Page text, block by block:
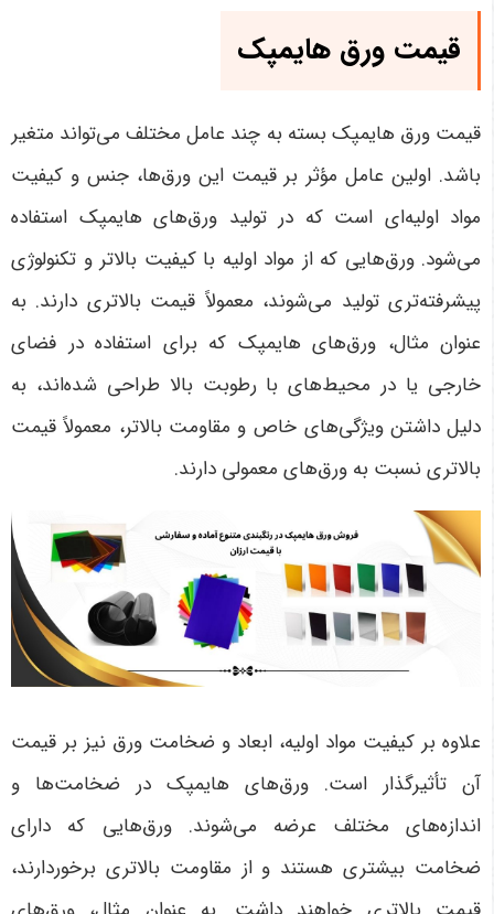
قیمت ورق هایمپک
قیمت ورق هایمپک بسته به چند عامل مختلف می‌تواند متغیر
باشد. اولین عامل مؤثر بر قیمت این ورق‌ها، جنس و کیفیت
مواد اولیه‌ای است که در تولید ورق‌های هایمپک استفاده
می‌شود. ورق‌هایی که از مواد اولیه با کیفیت بالاتر و تکنولوژی
پیشرفته‌تری تولید می‌شوند، معمولاً قیمت بالاتری دارند. به
عنوان مثال، ورق‌های هایمپک که برای استفاده در فضای
خارجی یا در محیط‌های با رطوبت بالا طراحی شده‌اند، به
دلیل داشتن ویژگی‌های خاص و مقاومت بالاتر، معمولاً قیمت
بالاتری نسبت به ورق‌های معمولی دارند.
علاوه بر کیفیت مواد اولیه، ابعاد و ضخامت ورق نیز بر قیمت
آن تأثیرگذار است. ورق‌های هایمپک در ضخامت‌ها و
اندازه‌های مختلف عرضه می‌شوند. ورق‌هایی که دارای
ضخامت بیشتری هستند و از مقاومت بالاتری برخوردارند،